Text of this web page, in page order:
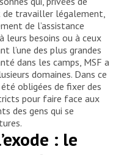
travailler légalement,
de l’assistance
leurs besoins ou à ceux
l’une des plus grandes
dans les camps, MSF a
domaines. Dans ce
obligées de fixer des
pour faire face aux
des gens qui se
: le